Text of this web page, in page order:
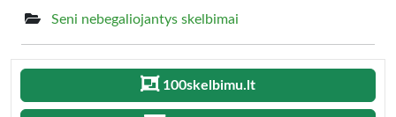
Seni nebegaliojantys skelbimai
100skelbimu.lt